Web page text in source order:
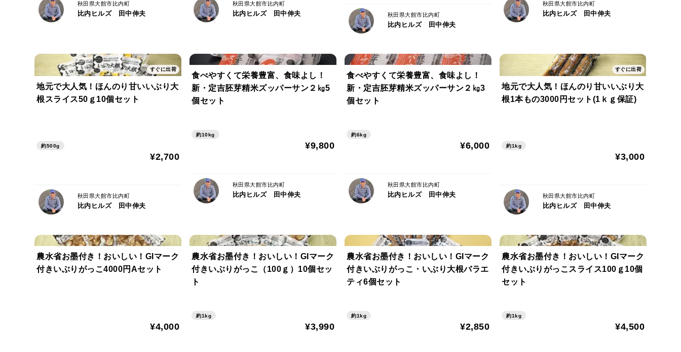
秋田県大館市比内町
比内ヒルズ 田中伸夫
秋田県大館市比内町
比内ヒルズ 田中伸夫 秋田県大館市比内町
比内ヒルズ 田中伸夫
秋田県大館市比内町
比内ヒルズ 田中伸夫
すぐに出荷
地元で大人気！ほんのり甘いいぶり大
根スライス50ｇ10個セット
約500g
¥2,700
秋田県大館市比内町
比内ヒルズ 田中伸夫
食べやすくて栄養豊富、食味よし！
新・定吉胚芽精米ズッパーサン２㎏5
個セット
約10kg
¥9,800
秋田県大館市比内町
比内ヒルズ 田中伸夫
食べやすくて栄養豊富、食味よし！
新・定吉胚芽精米ズッパーサン２㎏3
個セット
約6kg
¥6,000
秋田県大館市比内町
比内ヒルズ 田中伸夫
すぐに出荷
地元で大人気！ほんのり甘いいぶり大
根1本もの3000円セット(1ｋｇ保証)
約1kg
¥3,000
秋田県大館市比内町
比内ヒルズ 田中伸夫
農水省お墨付き！おいしい！GIマーク
付きいぶりがっこ4000円Aセット
¥4,000
農水省お墨付き！おいしい！GIマーク
付きいぶりがっこ（100ｇ）10個セッ
ト
約1kg
¥3,990
農水省お墨付き！おいしい！GIマーク
付きいぶりがっこ・いぶり大根バラエ
ティ6個セット
約1kg
¥2,850
農水省お墨付き！おいしい！GIマーク
付きいぶりがっこスライス100ｇ10個
セット
約1kg
¥4,500